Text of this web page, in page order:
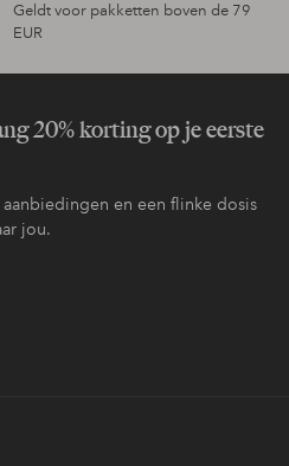
Geldt voor pakketten boven de 79
EUR
20% korting op je eerste
en een flinke dosis
jou.